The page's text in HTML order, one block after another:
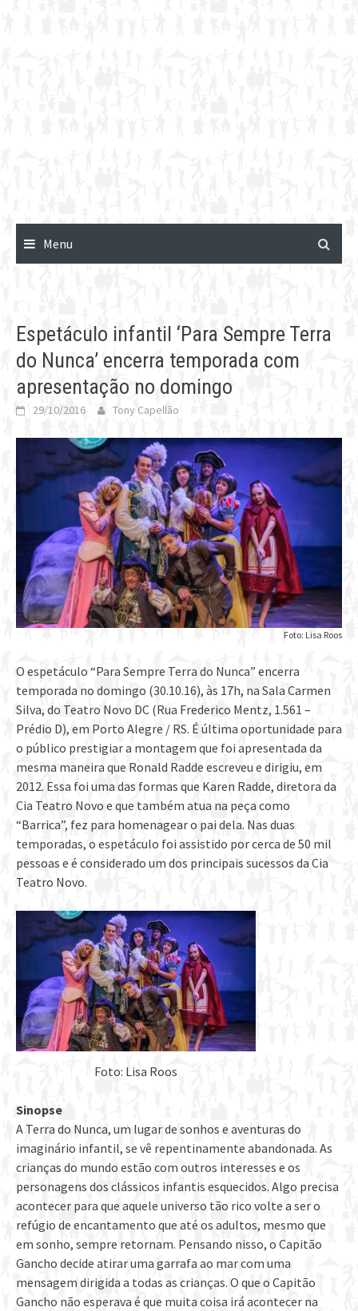
Menu
Espetáculo infantil ‘Para Sempre Terra
do Nunca’ encerra temporada com
apresentação no domingo
29/10/2016 Tony Capellão
Foto: Lisa Roos
O espetáculo “Para Sempre Terra do Nunca” encerra
temporada no domingo (30.10.16), às 17h, na Sala Carmen
Silva, do Teatro Novo DC (Rua Frederico Mentz, 1.561 –
Prédio D), em Porto Alegre / RS. É última oportunidade para
o público prestigiar a montagem que foi apresentada da
mesma maneira que Ronald Radde escreveu e dirigiu, em
2012. Essa foi uma das formas que Karen Radde, diretora da
Cia Teatro Novo e que também atua na peça como
“Barrica”, fez para homenagear o pai dela. Nas duas
temporadas, o espetáculo foi assistido por cerca de 50 mil
pessoas e é considerado um dos principais sucessos da Cia
Teatro Novo.
Foto: Lisa Roos
Sinopse
A Terra do Nunca, um lugar de sonhos e aventuras do
imaginário infantil, se vê repentinamente abandonada. As
crianças do mundo estão com outros interesses e os
personagens dos clássicos infantis esquecidos. Algo precisa
acontecer para que aquele universo tão rico volte a ser o
refúgio de encantamento que até os adultos, mesmo que
em sonho, sempre retornam. Pensando nisso, o Capitão
Gancho decide atirar uma garrafa ao mar com uma
mensagem dirigida a todas as crianças. O que o Capitão
Gancho não esperava é que muita coisa irá acontecer na